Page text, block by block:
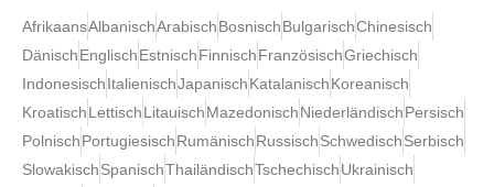
AfrikaansAlbanischArabischBosnischBulgarischChinesisch
DänischEnglischEstnischFinnischFranzösischGriechisch
IndonesischItalienischJapanischKatalanischKoreanisch
KroatischLettischLitauischMazedonischNiederländischPersisch
PolnischPortugiesischRumänischRussischSchwedischSerbisch
SlowakischSpanischThailändischTschechischUkrainisch